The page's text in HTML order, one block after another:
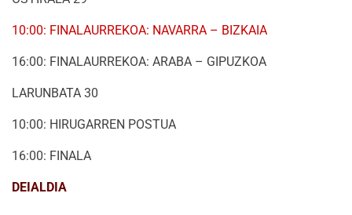
10:00: FINALAURREKOA: NAVARRA – BIZKAIA
16:00: FINALAURREKOA: ARABA – GIPUZKOA
LARUNBATA 30
10:00: HIRUGARREN POSTUA
16:00: FINALA
DEIALDIA